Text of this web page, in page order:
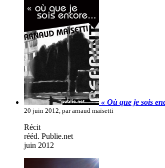
« Où que je sois
20 juin 2012, par arnaud maïsetti
Récit
rééd. Publie.net
juin 2012